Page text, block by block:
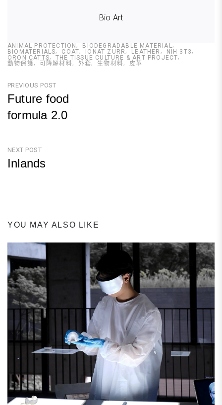
Bio Art
ANIMAL PROTECTION
BIODEGRADABLE MATERIAL
BIOMATERIALS
COAT IONAT ZURR LEATHER
NIH 3T3
ORON CATTS
THE TISSUE CULTURE & ART PROJECT
動物保護
可降解材料 外套 生物材料 皮革
文
章
導
覽
PREVIOUS POST
Future food
formula 2.0
NEXT POST
Inlands
YOU MAY ALSO LIKE